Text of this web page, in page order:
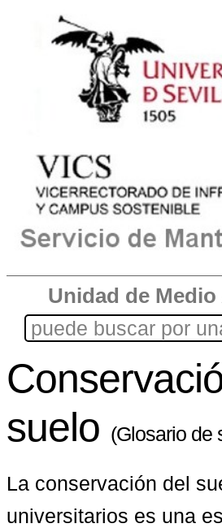
Unidad de
suelo (Glosario de
La conservación del
universitarios es una